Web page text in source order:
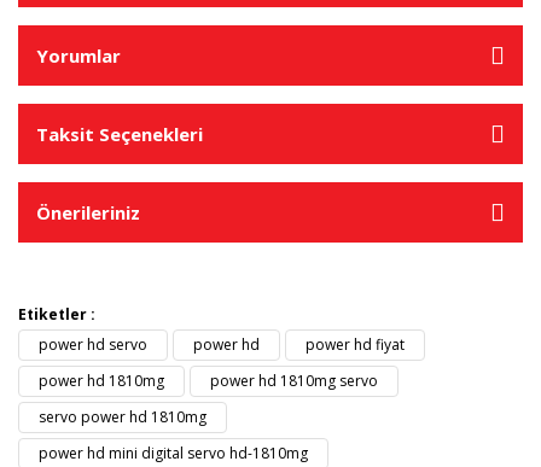
Yorumlar
Taksit Seçenekleri
Önerileriniz
Etiketler :
power hd servo
power hd
power hd fiyat
power hd 1810mg
power hd 1810mg servo
servo power hd 1810mg
power hd mini digital servo hd-1810mg